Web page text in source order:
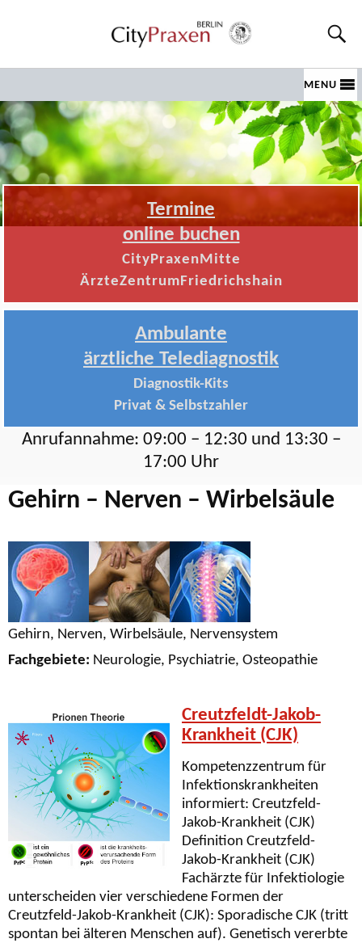
MENU
Termine
online buchen
CityPraxenMitte
ÄrzteZentrumFriedrichshain
Ambulante
ärztliche Telediagnostik
Diagnostik-Kits
Privat & Selbstzahler
Anrufannahme: 09:00 – 12:30 und 13:30 –
17:00 Uhr
Gehirn – Nerven – Wirbelsäule
Gehirn, Nerven, Wirbelsäule, Nervensystem
Fachgebiete: Neurologie, Psychiatrie, Osteopathie
Creutzfeldt-Jakob-
Krankheit (CJK)
Kompetenzzentrum für
Infektionskrankheiten
informiert: Creutzfeld-
Jakob-Krankheit (CJK)
Definition Creutzfeld-
Jakob-Krankheit (CJK)
Fachärzte für Infektiologie
unterscheiden vier verschiedene Formen der
Creutzfeld-Jakob-Krankheit (CJK): Sporadische CJK (tritt
spontan bei älteren Menschen auf). Genetisch vererbte